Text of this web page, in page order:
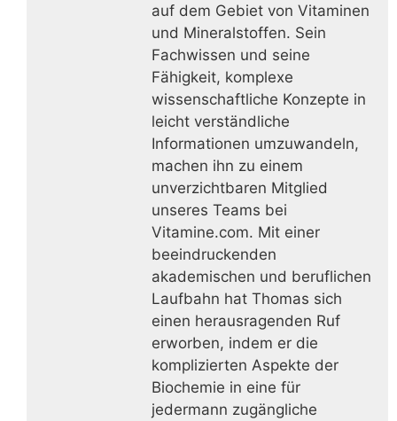
auf dem Gebiet von Vitaminen
und Mineralstoffen. Sein
Fachwissen und seine
Fähigkeit, komplexe
wissenschaftliche Konzepte in
leicht verständliche
Informationen umzuwandeln,
machen ihn zu einem
unverzichtbaren Mitglied
unseres Teams bei
Vitamine.com. Mit einer
beeindruckenden
akademischen und beruflichen
Laufbahn hat Thomas sich
einen herausragenden Ruf
erworben, indem er die
komplizierten Aspekte der
Biochemie in eine für
jedermann zugängliche